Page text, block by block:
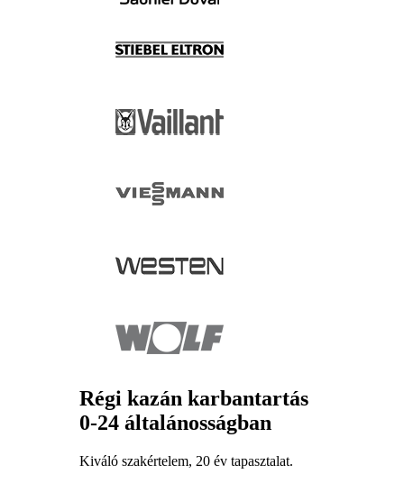
Régi kazán karbantartás
0-24 általánosságban
Kiváló szakértelem, 20 év tapasztalat.